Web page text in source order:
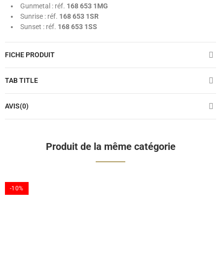
Gunmetal : réf. 168 653 1MG
Sunrise : réf. 168 653 1SR
Sunset : réf. 168 653 1SS
FICHE PRODUIT
TAB TITLE
AVIS(0)
Produit de la même catégorie
-10%